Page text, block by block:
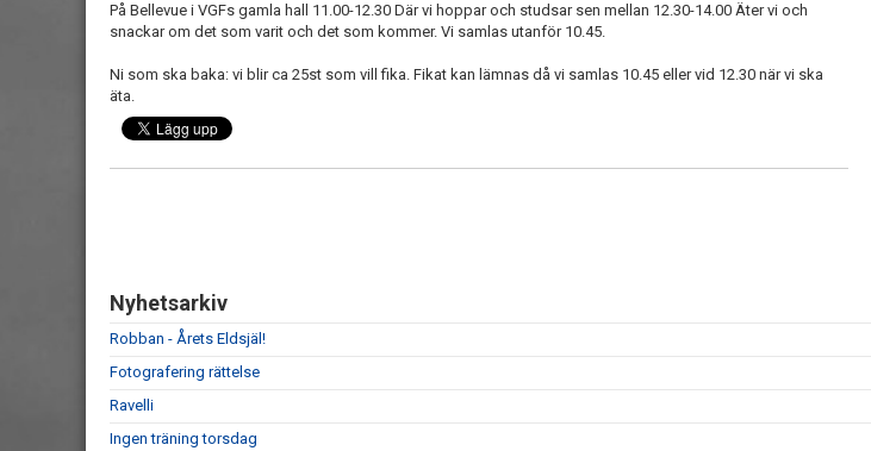
På Bellevue i VGFs gamla hall 11.00-12.30 Där vi hoppar och studsar sen mellan 12.30-14.00 Äter vi och
snackar om det som varit och det som kommer. Vi samlas utanför 10.45.
Ni som ska baka: vi blir ca 25st som vill fika. Fikat kan lämnas då vi samlas 10.45 eller vid 12.30 när vi ska
äta.
Nyhetsarkiv
Robban - Årets Eldsjäl!
Fotografering rättelse
Ravelli
Ingen träning torsdag